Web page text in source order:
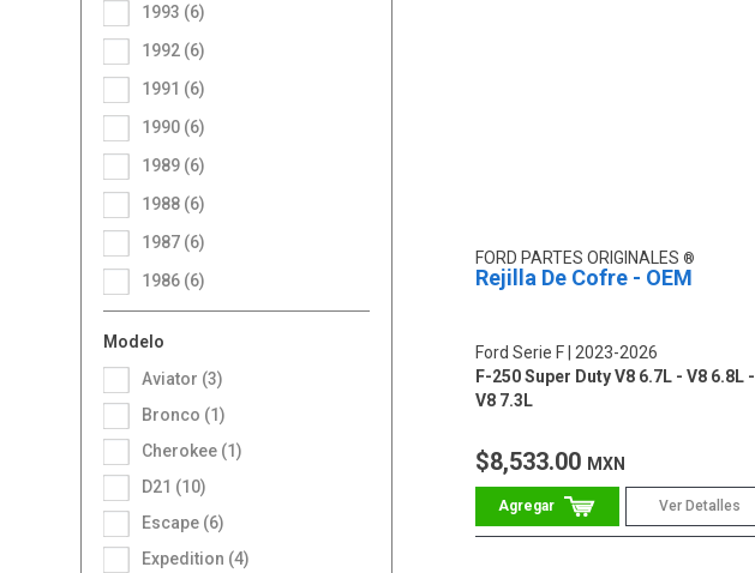
Modelo
Aviator (3)
Bronco (1)
Cherokee (1)
D21 (10)
Escape (6)
Expedition (4)
1986 (6)
1987 (6)
1988 (6)
1989 (6)
1990 (6)
1991 (6)
1992 (6)
1993 (6)
FORD PARTES ORIGINALES
Rejilla De Cofre - OEM
Ford Serie F 2023-2026
F-250 Super Duty V8 6.7L - V8 6.8L -
V8 7.3L
$8,533.00 MXN
Ver Detalles